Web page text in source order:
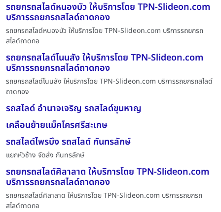
รถยกรถสไลด์หนองบัว ให้บริการโดย TPN-Slideon.com
บริการรถยกรถสไลด์ถาดกอง
รถยกรถสไลด์หนองบัว ให้บริการโดย TPN-Slideon.com บริการรถยกรถ
สไลด์ถาดกอ
รถยกรถสไลด์โนนสัง ให้บริการโดย TPN-Slideon.com
บริการรถยกรถสไลด์ถาดกอง
รถยกรถสไลด์โนนสัง ให้บริการโดย TPN-Slideon.com บริการรถยกรถสไลด์
ถาดกอง
รถสไลด์ อำนาจเจริญ รถสไลด์ขุนหาญ
เคลื่อนย้ายแม็คโครศรีสะเกษ
รถสไลด์ไพรบึง รถสไลด์ กันทรลักษ์
แยกหัวช้าง จัดส่ง กันทรลักษ์
รถยกรถสไลด์ศิลาลาด ให้บริการโดย TPN-Slideon.com
บริการรถยกรถสไลด์ถาดกอง
รถยกรถสไลด์ศิลาลาด ให้บริการโดย TPN-Slideon.com บริการรถยกรถ
สไลด์ถาดกอ